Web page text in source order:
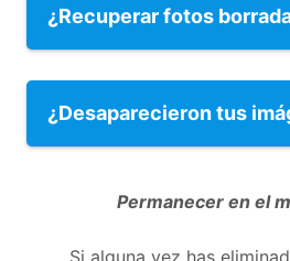
¿Recuperar fotos
¿Desaparecieron tus
Permanecer en el
Si alguna vez has